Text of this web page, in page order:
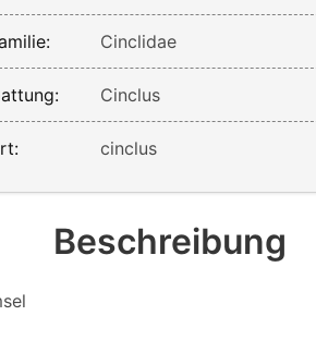
Cinclidae
Cinclus
cinclus
Beschreibung